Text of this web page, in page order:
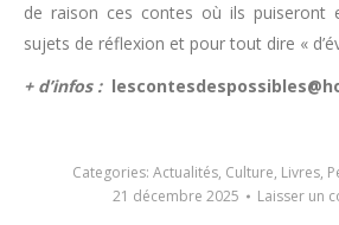
de raison ces contes où ils puiseront
sujets de réflexion et pour tout dire «
+ d’infos :
Categories: Actualités, Culture, Livres,
21 décembre 2025
Laisser un